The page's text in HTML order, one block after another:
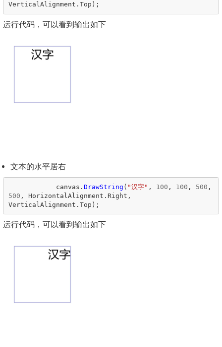
VerticalAlignment . Top );
运行代码，可以看到输出如下
文本的水平居右
canvas . DrawString ( "汉字" , 100 , 100 , 500 ,
500 , HorizontalAlignment . Right ,
VerticalAlignment . Top );
运行代码，可以看到输出如下